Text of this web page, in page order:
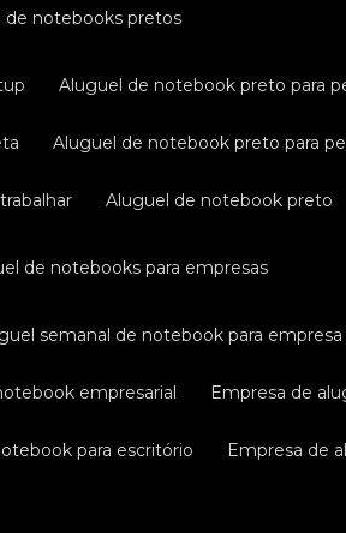
de notebooks pretos
aluguel de notebook preto para
aluguel de notebook preto para
aluguel de notebook preto
de notebooks para empresas
semanal de notebook para empresa
empresarial empresa de
para escritório empresa de